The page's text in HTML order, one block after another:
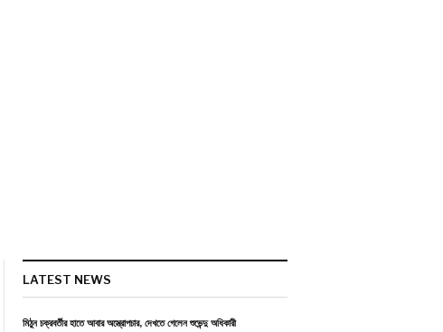
LATEST NEWS
মিঠুন চক্রবর্তীর হাতে আবার অস্ত্রোপচার, দেখতে গেলেন শুভেন্দু অধিকারী